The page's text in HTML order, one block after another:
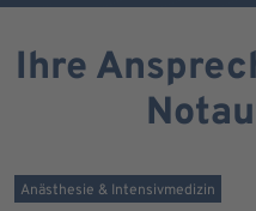
Ihre
Anästhesie & Intensivmedizin